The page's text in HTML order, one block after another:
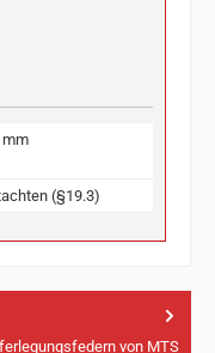
mm
(§19.3)
von MTS